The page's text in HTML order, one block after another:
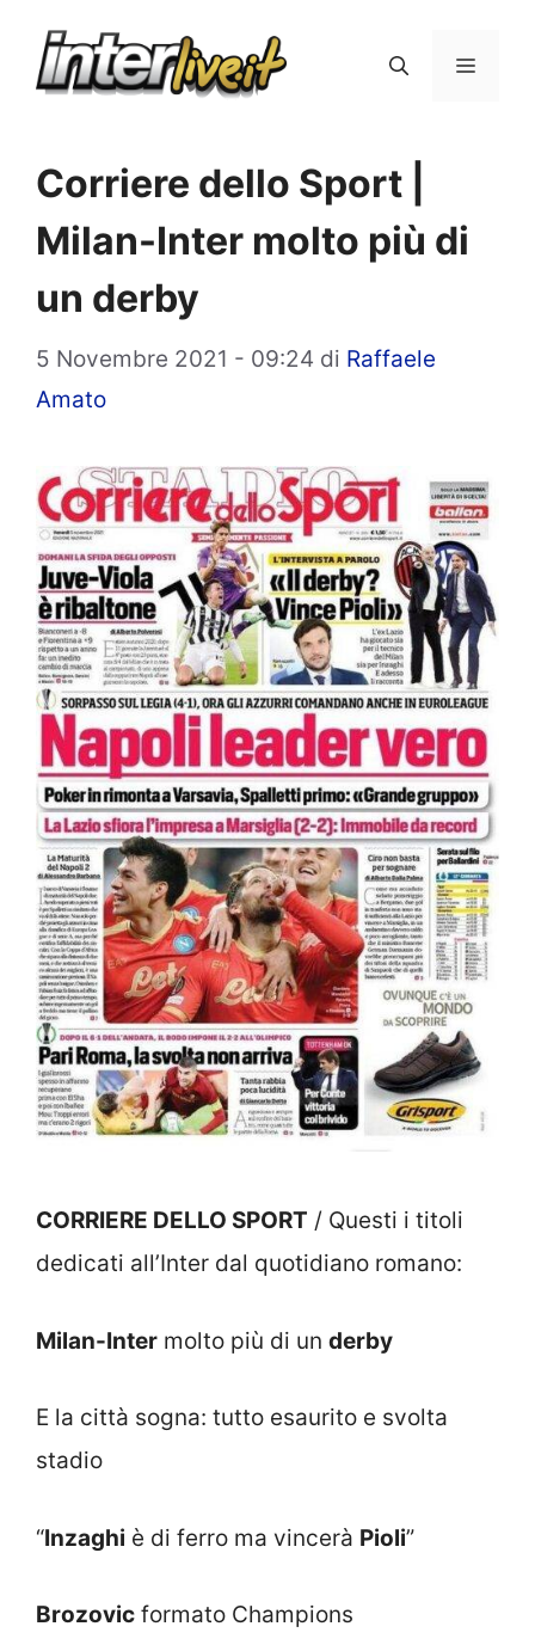
Menu
Corriere dello Sport |
Milan-Inter molto più di
un derby
5 Novembre 2021 - 09:24 di Raffaele
Amato
CORRIERE DELLO SPORT / Questi i titoli
dedicati all’Inter dal quotidiano romano:
Milan-Inter molto più di un derby
E la città sogna: tutto esaurito e svolta
stadio
“Inzaghi è di ferro ma vincerà Pioli”
Brozovic formato Champions